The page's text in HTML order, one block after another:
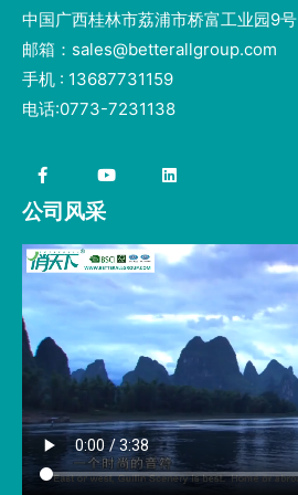
中国广西桂林市荔浦市桥富工业园9号
邮箱：sales@betterallgroup.com
手机 : 13687731159
电话:0773-7231138
公司风采